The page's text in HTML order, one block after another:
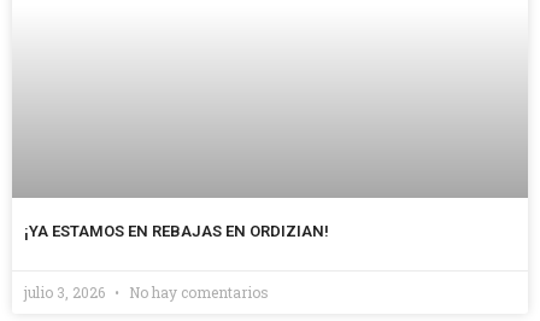
¡YA ESTAMOS EN REBAJAS EN ORDIZIAN!
julio 3, 2026 No hay comentarios